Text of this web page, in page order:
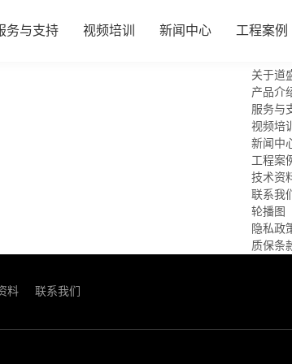
务与支持 视频培训 新闻中心 工程案例
关于道
产品介
服务与
视频培训
新闻中
工程案
技术资
联系我们
轮播图
隐私政
质保条
料 联系我们